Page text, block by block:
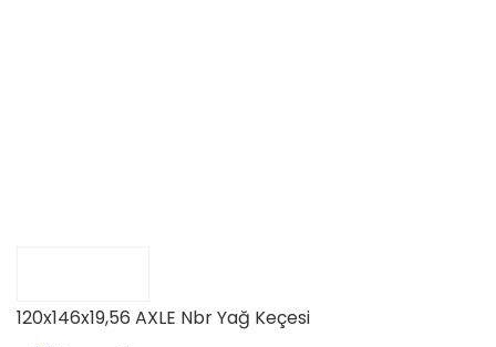
120x146x19,56 AXLE Nbr Yağ Keçesi